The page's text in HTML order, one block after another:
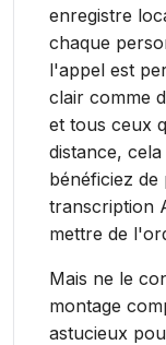
enregistre
chaque
l'appel est
clair comme
et tous ceux
distance,
bénéficiez de
transcription
mettre de
Mais ne le
montage
astucieux